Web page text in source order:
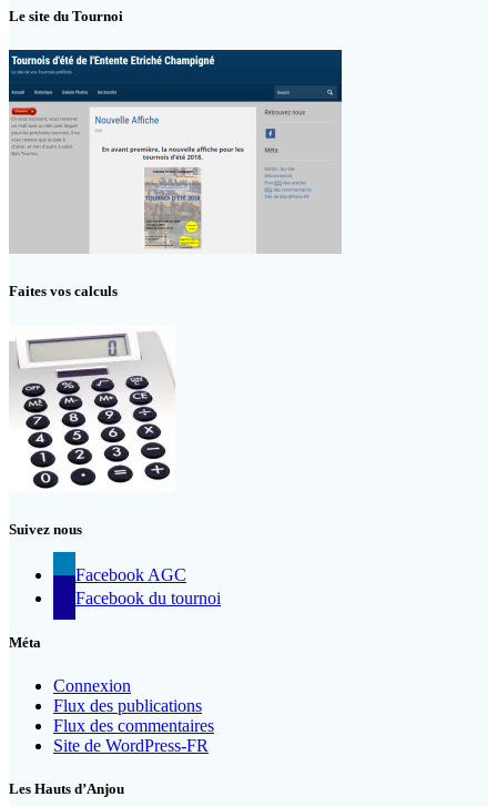
Le site du Tournoi
Faites vos calculs
Suivez nous
Facebook AGC
Facebook du tournoi
Méta
Connexion
Flux des publications
Flux des commentaires
Site de WordPress-FR
Les Hauts d’Anjou